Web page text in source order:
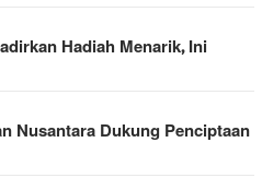
Hadiah Menarik, Ini
Nusantara Dukung Penciptaan